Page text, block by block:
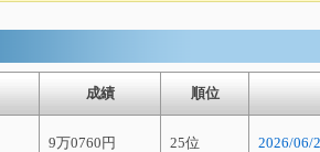
成績 順位
9万0760円 25位 2026/